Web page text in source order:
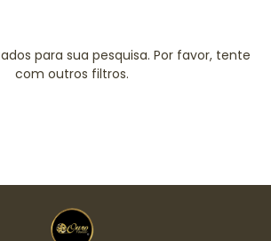
para sua pesquisa. Por favor, tente
com outros filtros.